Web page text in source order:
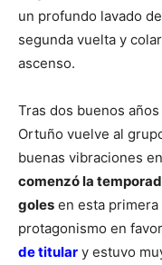
un profundo lavado
segunda vuelta y
ascenso.
Tras dos buenos
Ortuño vuelve al
buenas vibraciones
comenzó la
goles en esta
protagonismo en
de titular y estuvo